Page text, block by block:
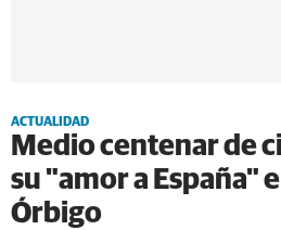
ACTUALIDAD
Medio centenar de
su "amor a España"
Órbigo